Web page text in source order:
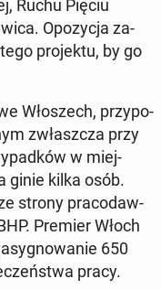
Ruchu Pięciu
Opo­zy­cja za­
pro­jek­tu, by go
Wło­szech, przy­po­
zwłasz­cza przy
w miej­
ginie kilka osób.
strony pra­co­daw­
Premier Włoch
650
pracy.